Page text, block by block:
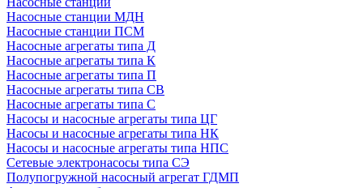
Насосные станции МДН
Насосные станции ПСМ
Насосные агрегаты типа Д
Насосные агрегаты типа К
Насосные агрегаты типа П
Насосные агрегаты типа СВ
Насосные агрегаты типа С
Насосы и насосные агрегаты типа ЦГ
Насосы и насосные агрегаты типа НК
Насосы и насосные агрегаты типа НПС
Сетевые электронасосы типа СЭ
Полупогружной насосный агрегат ГДМП